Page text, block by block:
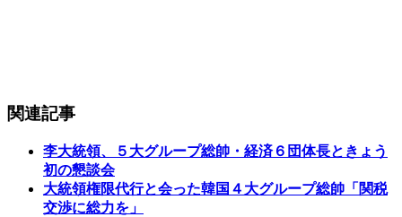
関連記事
李大統領、５大グループ総帥・経済６団体長ときょう
初の懇談会
大統領権限代行と会った韓国４大グループ総帥「関税
交渉に総力を」